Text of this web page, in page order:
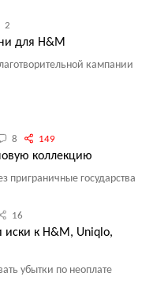
2
для H&M
кампании
8 149
коллекцию
приграничные государства
16
иски к H&M, Uniqlo,
убытки по неоплате